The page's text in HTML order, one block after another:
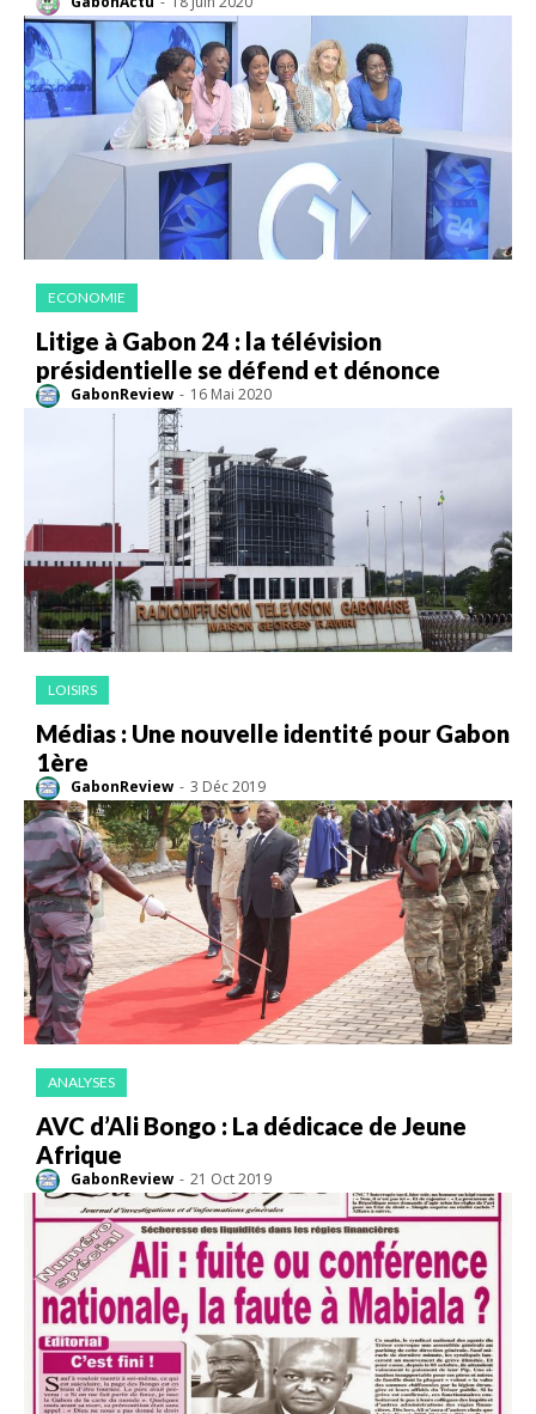
ECONOMIE
Litige à Gabon 24 : la télévision
présidentielle se défend et dénonce
GabonReview - 16 Mai 2020
LOISIRS
Médias : Une nouvelle identité pour Gabon
1ère
GabonReview - 3 Déc 2019
ANALYSES
AVC d’Ali Bongo : La dédicace de Jeune
Afrique
GabonReview - 21 Oct 2019